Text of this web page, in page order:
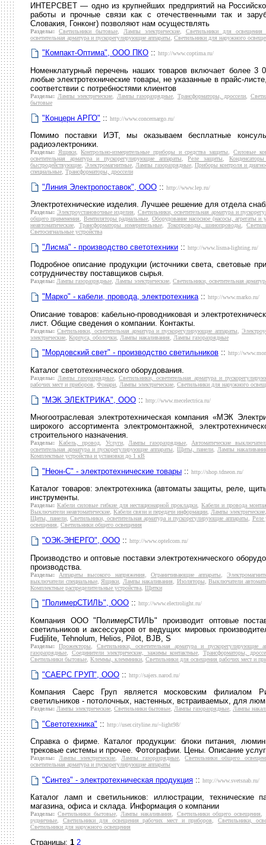
ИНТЕРСВЕТ — одно из крупнейших предприятий на
работы и прочные связи как с отечественными так и
Словакия, Гонконг) позволяют нам осуществлять
Разделы: Светильники бытовые, Лампы электрические, Светильники для
осветительная арматура и пускорегулирующие аппараты
Светильники для наружного
"Компакт-Оптима", ООО ПКО :: http://www.coptima.ru/
Номенклатурный перечень наших товаров включает более
любые электротехнические товары, не указанные в прайс-
соответствии с потребностями клиентов
Разделы: Лампы электрические Лампы газоразрядные Трансформаторы, дроссели
бытовые
"Концерн АРГО" :: http://www.concernargo.ru/
Помимо поставки ИЭТ, мы оказываем бесплатные
радиоэлектроники.
Разделы: Ящики,Контрольно-измерительные приборы и средства защиты
Силовые
осветительная арматура и пускорегулирующие аппараты ,Реле защиты
быстродействующие ,Электромагнитные Лампы газоразрядные, Приборы контроля и
специальные Трансформаторы, дроссели
"Линия Электропоставок", ООО :: http://www.lep.ru/
Электротехнические изделия. Лучшее решение для отдела
Разделы: Электроустановочные изделия
Светильники, осветительная арматура и
общего применения
Вентиляторы радиальные
Оборудование насосное (насосы, агрегаты и
неавтоматические
Трансформаторы измерительные, Токопроводы, шинопроводы ,
Светосигнальные устройства
"Лисма" - производство светотехники :: http://www.lisma-lighting.ru/
Подробное описание продукции (источники света, световые
сотрудничеству поставщиков сырья.
Разделы: Лампы газоразрядные, Лампы электрические, Светильники, осветительная
"Марко" - кабели, провода, электротехника:: http://www.marko.ru/
Описание товаров: кабельно-проводниковая и
лист. Общие сведения о компании. Контакты.
Разделы: Светильники, осветительная арматура и пускорегулирующие аппараты ,
электрические Корпуса, оболочки Лампы накаливания Лампы газоразрядные
"Мордовский свет" - производство светильников :: http://
Каталог светотехнического оборудования.
Разделы: Лампы газоразрядные
Светильники, осветительная арматура и
рабочих мест и приборов Фонари Лампы электрические Светильники для наружного
"МЭК ЭЛЕКТРИКА", ООО :: http://www.mecelectrica.ru/
Многоотраслевая электротехническая компания «МЭК
широкого ассортимента электромонтажной,
строительного назначения.
Разделы: Кабель, провод Услуги, Лампы газоразрядные, Автоматические
осветительная арматура и пускорегулирующие аппараты
Щиты, панели
Лампы
Комплектные устройства и установки до 1 кВ
"Неон-С" - электротехнические товары :: http://shop.tdneon.ru/
Каталог товаров: электротехника (автоматы защиты, реле,
инструменты.
Разделы: Кабели силовые гибкие для нестационарной прокладки,Кабели и провода
Выключатели неавтоматические, Кабели связи и передачи информации, Лампы электрические
Щиты, панели,Светильники, осветительная арматура и пускорегулирующие аппараты, Реле
освещения, Светильники общего освещения
"ОЭК-ЭНЕРГО", ООО :: http://www.optelcom.ru/
Производство и оптовые поставки электротехнического
производства.
Разделы: Аппараты высокого напряжения Ограничивающие аппараты ,
выключатели специальные, Ящики Лампы накаливания Изоляторы
Выключатели
Комплектные распределительные устройства Щитки
"ПолимерСТИЛЬ", ООО :: http://www.electrolight.ru/
Компания ООО "ПолимерСТИЛЬ" производит оптовые
светильников и аксессуаров от ведущих мировых
Fudjilite, Tehnolum, Helios, Pilot, BJB, S
Разделы: Прожекторы
Светильники, осветительная арматура и пускорегулирующие
газоразрядные
Соединители электрические, зажимы контактные
Трансформаторы,
Светильники бытовые Клеммы, клеммники Светильники для освещения рабочих мест и
"САЕРС ГРУП", ООО :: http://sajers.narod.ru/
Компания Саерс Груп является московским филиалом
светильников - потолочных, настенных, встраиваемых, для
Разделы: Лампы электрические Светильники бытовые Лампы газоразрядные Лампы
"Светотехника" :: http://user.cityline.ru/~light98/
Справка о фирме. Каталог продукции: блоки питания,
трековые системы и прочее. Фотографии. Цены. Описание
Разделы: Лампы электрические Лампы газоразрядные ,Светильники общего
осветительная арматура и пускорегулирующие аппараты
"Синтез" - электротехническая продукция :: http://www.svetsnab.ru/
Каталог ламп и светильников: иллюстрации, технические
магазина, офиса и склада. Информация о компании
Разделы: Светильники бытовые,Лампы накаливания, Светильники общего освещения,
рудничные, Светильники для освещения рабочих мест и приборов, Светильники,
Светильники для наружного освещения
Страницы: 1 2